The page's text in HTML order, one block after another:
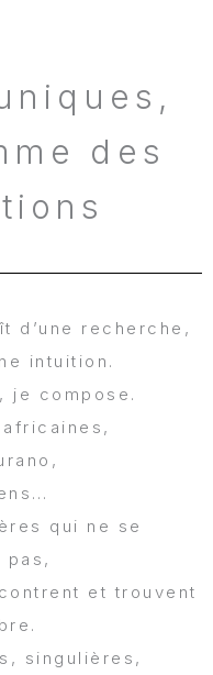
des
d’une recherche,
intuition.
je compose.
qui ne se
pas,
et trouvent
singulières,